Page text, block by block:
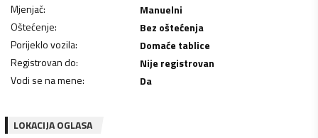
Mjenjač:
Manuelni
Oštećenje:
Bez oštećenja
Porijeklo vozila:
Domaće tablice
Registrovan do:
Nije registrovan
Vodi se na mene: Da
LOKACIJA OGLASA